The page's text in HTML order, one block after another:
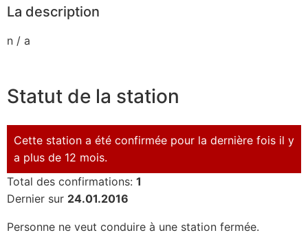
La description
n / a
Statut de la station
Cette station a été confirmée pour la dernière fois il y
a plus de 12 mois.
Total des confirmations: 1
Dernier sur 24.01.2016
Personne ne veut conduire à une station fermée.